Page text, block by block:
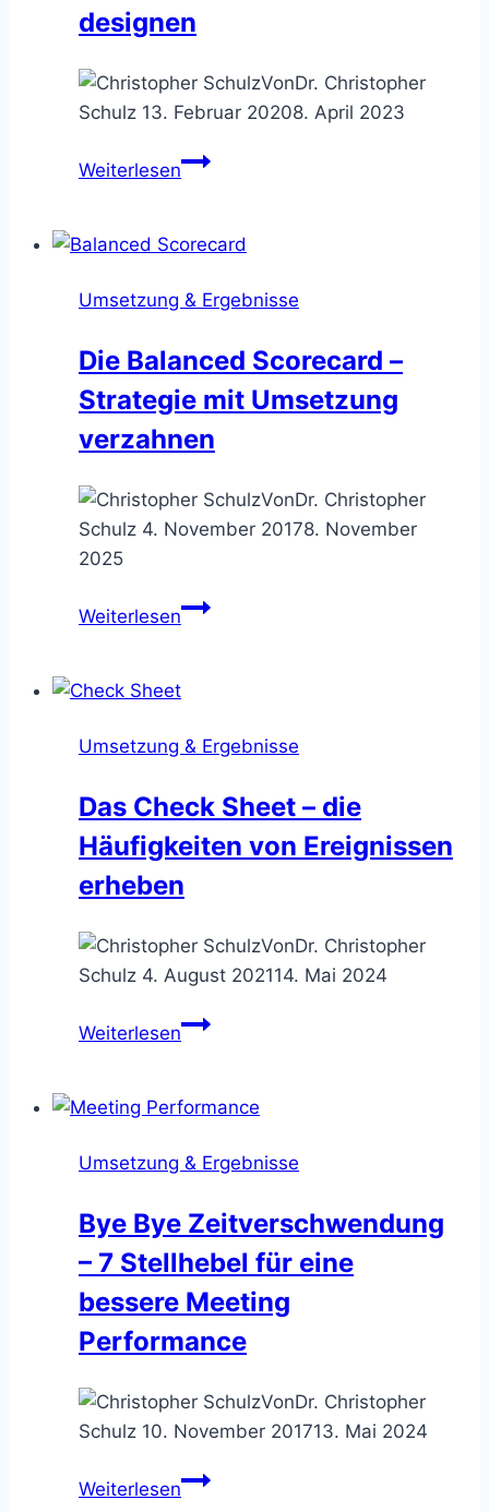
designen
VonDr. Christopher
Schulz 13. Februar 20208. April 2023
WeiterlesenDer
–
kundenorientiert
Umsetzung & Ergebnisse
Die Balanced Scorecard –
Strategie mit Umsetzung
verzahnen
VonDr. Christopher
Schulz 4. November 20178. November
2025
WeiterlesenDie
–
mit
verzahnen
Umsetzung & Ergebnisse
Das Check Sheet – die
Häufigkeiten von Ereignissen
erheben
VonDr. Christopher
Schulz 4. August 202114. Mai 2024
WeiterlesenDas
–
Häufigkeiten
Ereignissen
erheben
Umsetzung & Ergebnisse
Bye Bye Zeitverschwendung
– 7 Stellhebel für eine
bessere Meeting
Performance
VonDr. Christopher
Schulz 10. November 201713. Mai 2024
WeiterlesenBye